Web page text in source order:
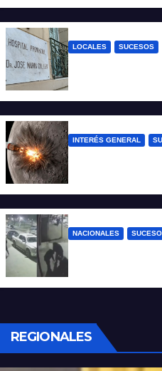
en España
LOCALES SUCESOS
INTERÉS GENERAL
NACIONALES
quedaron
REGIONALES